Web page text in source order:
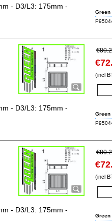
Green
- D3/L3: 175mm -
€
€
(incl
Green
- D3/L3: 175mm -
€
€
(incl
Green
- D3/L3: 175mm -